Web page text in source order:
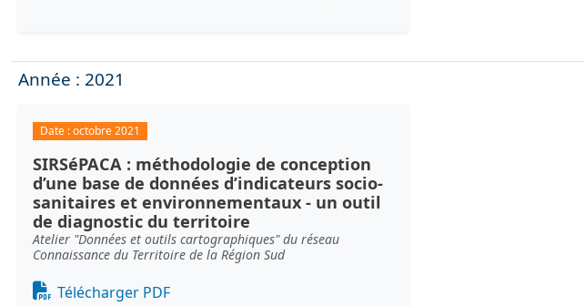
Année : 2021
Date :octobre 2021
SIRSéPACA : méthodologie de conception
d’une base de données d’indicateurs socio-
sanitaires et environnementaux - un outil
de diagnostic du territoire
Atelier "Données et outils cartographiques" du réseau
Connaissance du Territoire de la Région Sud
Document
Télécharger PDF